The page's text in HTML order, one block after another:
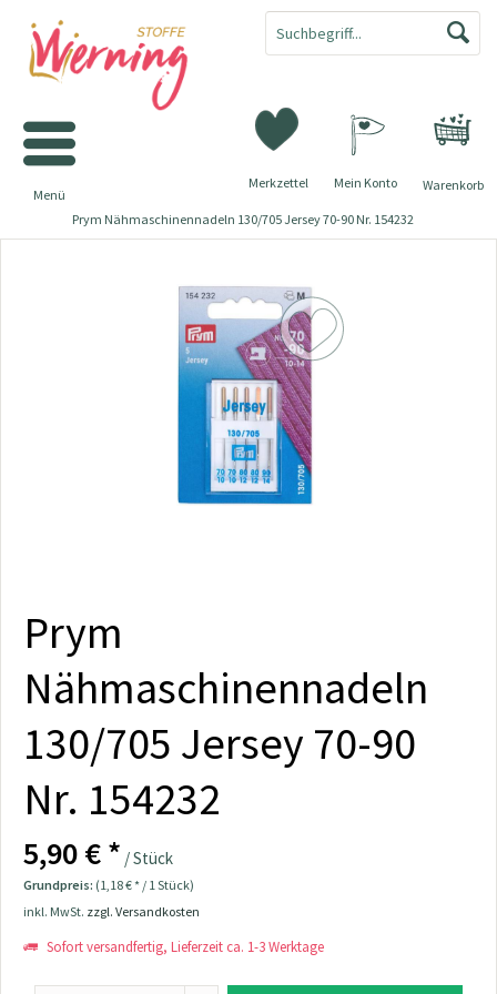
Warenkorb
Merkzettel Mein Konto
Menü
Prym Nähmaschinennadeln 130/705 Jersey 70-90 Nr. 154232
Prym
Nähmaschinennadeln
130/705 Jersey 70-90
Nr. 154232
5,90 € * / Stück
Grundpreis: (1,18 € * / 1 Stück)
inkl. MwSt. zzgl. Versandkosten
Sofort versandfertig, Lieferzeit ca. 1-3 Werktage